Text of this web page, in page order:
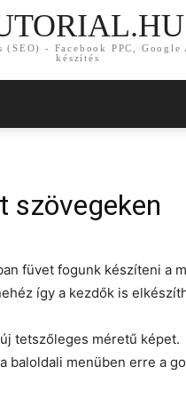
(SEO) - Facebook PPC, Google
készítés
szövegeken
füvet fogunk készíteni a
így a kezdők is
tetszőleges méretű képet.
baloldali menüben erre a